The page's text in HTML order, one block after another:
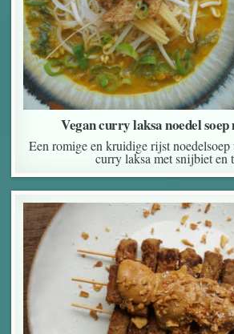
Vegan curry laksa noedel
Een romige en kruidige rijst
curry laksa met snijbiet en